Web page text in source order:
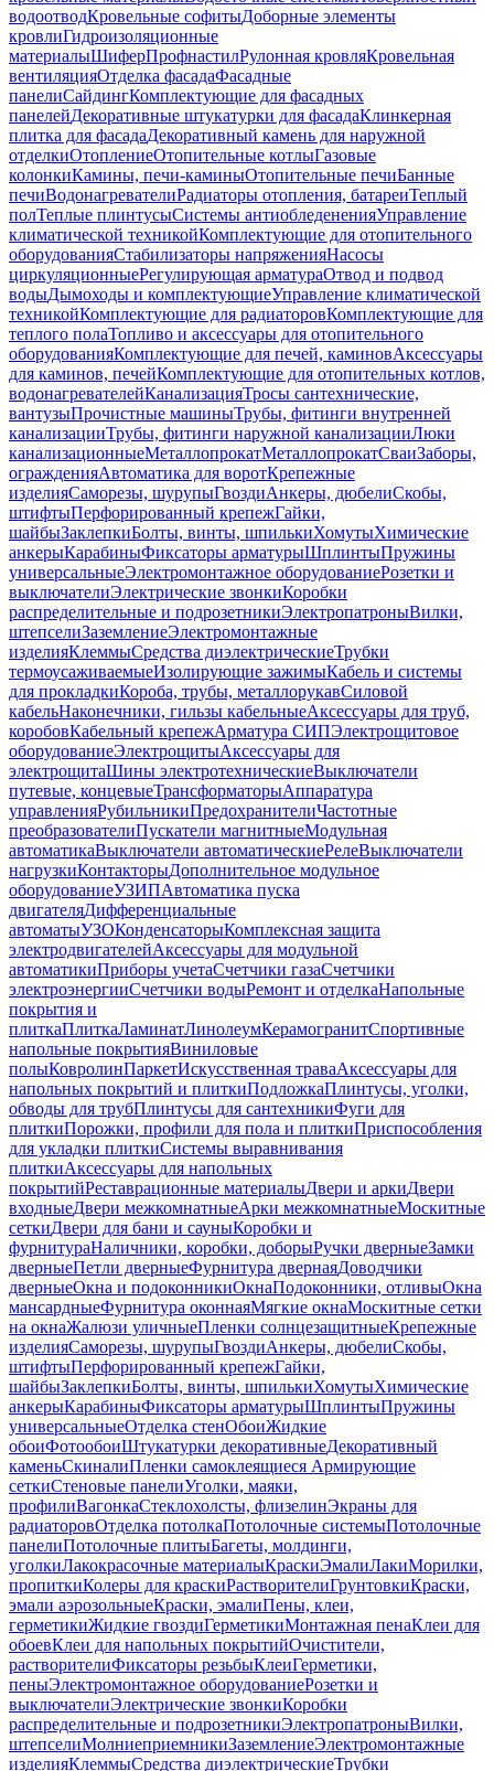
водоотводКровельные софитыДоборные элементы
кровлиГидроизоляционные
материалыШиферПрофнастилРулонная кровляКровельная
вентиляцияОтделка фасадаФасадные
панелиСайдингКомплектующие для фасадных
панелейДекоративные штукатурки для фасадаКлинкерная
плитка для фасадаДекоративный камень для наружной
отделкиОтоплениеОтопительные котлыГазовые
колонкиКамины, печи-каминыОтопительные печиБанные
печиВодонагревателиРадиаторы отопления, батареиТеплый
полТеплые плинтусыСистемы антиобледененияУправление
климатической техникойКомплектующие для отопительного
оборудованияСтабилизаторы напряженияНасосы
циркуляционныеРегулирующая арматураОтвод и подвод
водыДымоходы и комплектующиеУправление климатической
техникойКомплектующие для радиаторовКомплектующие для
теплого полаТопливо и аксессуары для отопительного
оборудованияКомплектующие для печей, каминовАксессуары
для каминов, печейКомплектующие для отопительных котлов,
водонагревателейКанализацияТросы сантехнические,
вантузыПрочистные машиныТрубы, фитинги внутренней
канализацииТрубы, фитинги наружной канализацииЛюки
канализационныеМеталлопрокатМеталлопрокатСваиЗаборы,
огражденияАвтоматика для воротКрепежные
изделияСаморезы, шурупыГвоздиАнкеры, дюбелиСкобы,
штифтыПерфорированный крепежГайки,
шайбыЗаклепкиБолты, винты, шпилькиХомутыХимические
анкерыКарабиныФиксаторы арматурыШплинтыПружины
универсальныеЭлектромонтажное оборудованиеРозетки и
выключателиЭлектрические звонкиКоробки
распределительные и подрозетникиЭлектропатроныВилки,
штепселиЗаземлениеЭлектромонтажные
изделияКлеммыСредства диэлектрическиеТрубки
термоусаживаемыеИзолирующие зажимыКабель и системы
для прокладкиКороба, трубы, металлорукавСиловой
кабельНаконечники, гильзы кабельныеАксессуары для труб,
коробовКабельный крепежАрматура СИПЭлектрощитовое
оборудованиеЭлектрощитыАксессуары для
электрощитаШины электротехническиеВыключатели
путевые, концевыеТрансформаторыАппаратура
управленияРубильникиПредохранителиЧастотные
преобразователиПускатели магнитныеМодульная
автоматикаВыключатели автоматическиеРелеВыключатели
нагрузкиКонтакторыДополнительное модульное
оборудованиеУЗИПАвтоматика пуска
двигателяДифференциальные
автоматыУЗОКонденсаторыКомплексная защита
электродвигателейАксессуары для модульной
автоматикиПриборы учетаСчетчики газаСчетчики
электроэнергииСчетчики водыРемонт и отделкаНапольные
покрытия и
плиткаПлиткаЛаминатЛинолеумКерамогранитСпортивные
напольные покрытияВиниловые
полыКовролинПаркетИскусственная траваАксессуары для
напольных покрытий и плиткиПодложкаПлинтусы, уголки,
обводы для трубПлинтусы для сантехникиФуги для
плиткиПорожки, профили для пола и плиткиПриспособления
для укладки плиткиСистемы выравнивания
плиткиАксессуары для напольных
покрытийРеставрационные материалыДвери и аркиДвери
входныеДвери межкомнатныеАрки межкомнатныеМоскитные
сеткиДвери для бани и сауныКоробки и
фурнитураНаличники, коробки, доборыРучки дверныеЗамки
дверныеПетли дверныеФурнитура двернаяДоводчики
дверныеОкна и подоконникиОкнаПодоконники, отливыОкна
мансардныеФурнитура оконнаяМягкие окнаМоскитные сетки
на окнаЖалюзи уличныеПленки солнцезащитныеКрепежные
изделияСаморезы, шурупыГвоздиАнкеры, дюбелиСкобы,
штифтыПерфорированный крепежГайки,
шайбыЗаклепкиБолты, винты, шпилькиХомутыХимические
анкерыКарабиныФиксаторы арматурыШплинтыПружины
универсальныеОтделка стенОбоиЖидкие
обоиФотообоиШтукатурки декоративныеДекоративный
каменьСкиналиПленки самоклеящиеся Армирующие
сеткиСтеновые панелиУголки, маяки,
профилиВагонкаСтеклохолсты, флизелинЭкраны для
радиаторовОтделка потолкаПотолочные системыПотолочные
панелиПотолочные плитыБагеты, молдинги,
уголкиЛакокрасочные материалыКраскиЭмалиЛакиМорилки,
пропиткиКолеры для краскиРастворителиГрунтовкиКраски,
эмали аэрозольныеКраски, эмалиПены, клеи,
герметикиЖидкие гвоздиГерметикиМонтажная пенаКлеи для
обоевКлеи для напольных покрытийОчистители,
растворителиФиксаторы резьбыКлеиГерметики,
пеныЭлектромонтажное оборудованиеРозетки и
выключателиЭлектрические звонкиКоробки
распределительные и подрозетникиЭлектропатроныВилки,
штепселиМолниеприемникиЗаземлениеЭлектромонтажные
изделияКлеммыСредства диэлектрическиеТрубки